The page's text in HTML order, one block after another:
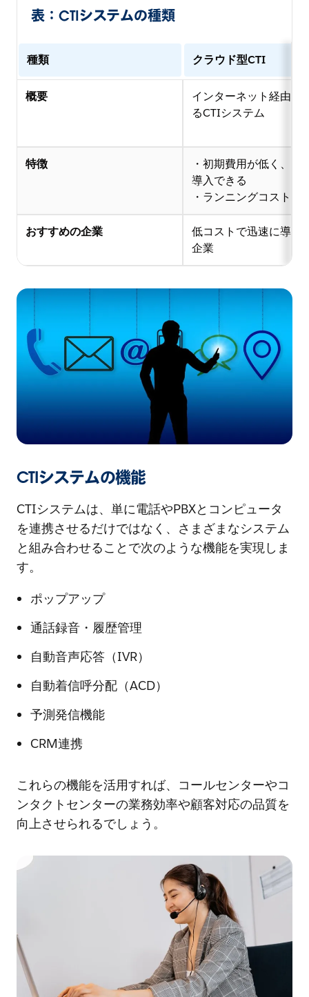
表：CTIシステムの種類
種類 クラウド型CTI
概要
インターネット経由で
るCTIシステム
特徴
・初期費用が低く、短
導入できる
・ランニングコストが
おすすめの企業
低コストで迅速に導入
企業
CTIシステムの機能
CTIシステムは、単に電話やPBXとコンピュータ
を連携させるだけではなく、さまざまなシステム
と組み合わせることで次のような機能を実現しま
す。
ポップアップ
通話録音・履歴管理
自動音声応答（IVR）
自動着信呼分配（ACD）
予測発信機能
CRM連携
これらの機能を活用すれば、コールセンターやコ
ンタクトセンターの業務効率や顧客対応の品質を
向上させられるでしょう。